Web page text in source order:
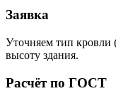
Заявка
Уточняем тип кровли
высоту здания.
Расчёт по ГОСТ